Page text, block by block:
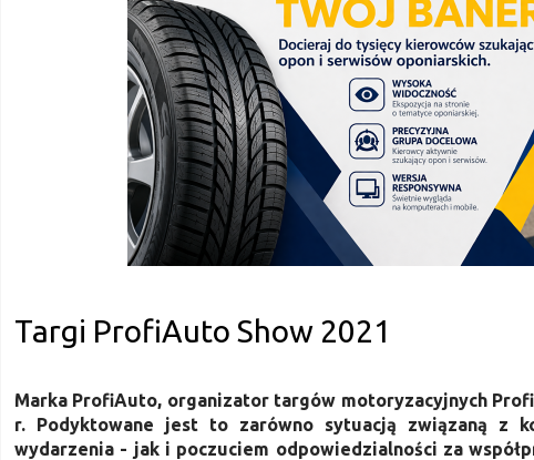
Targi ProfiAuto Show 2021
Marka ProfiAuto, organizator targów motoryzacyjnych
r. Podyktowane jest to zarówno sytuacją związaną z
wydarzenia - jak i poczuciem odpowiedzialności za